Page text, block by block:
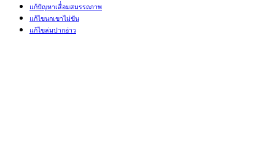
แก้ปัญหาเสื่่อมสมรรถภาพ
แก้ไขนกเขาไม่ขัน
แก้ไขล่มปากอ่าว